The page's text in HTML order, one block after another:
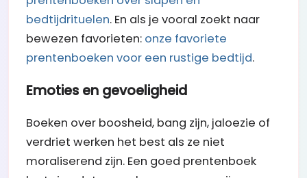
bedtijdrituelen. En als je vooral zoekt naar
bewezen favorieten: onze favoriete
prentenboeken voor een rustige bedtijd.
Emoties en gevoeligheid
Boeken over boosheid, bang zijn, jaloezie of
verdriet werken het best als ze niet
moraliserend zijn. Een goed prentenboek